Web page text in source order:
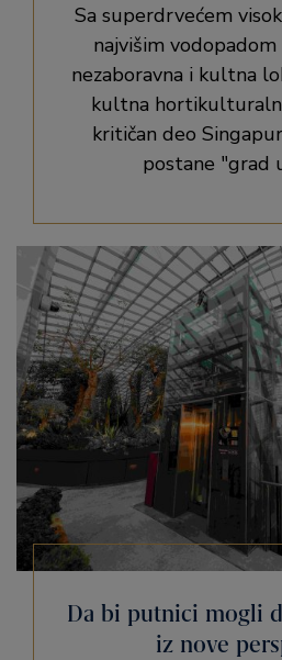
Sa superdrvećem
najvišim vodopadom
nezaboravna i kultna
kultna
kritičan deo
postane grad
Da bi putnici mogli
iz nove